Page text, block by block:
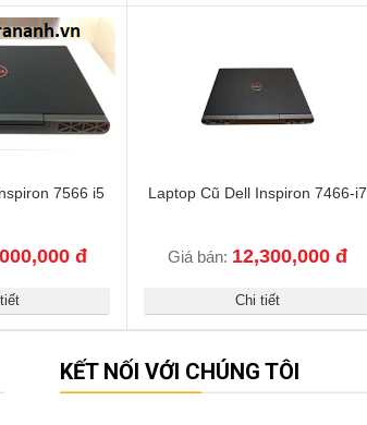
7566 i5
đ
Laptop Cũ Dell Inspiron 7466-i7
Giá bán: 12,300,000 đ
Chi tiết
KẾT NỐI VỚI CHÚNG TÔI